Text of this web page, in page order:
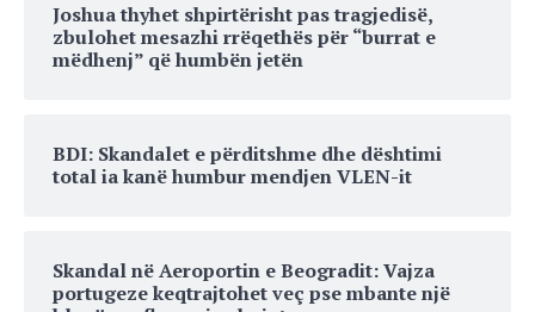
Joshua thyhet shpirtërisht pas tragjedisë,
zbulohet mesazhi rrëqethës për “burrat e
mëdhenj” që humbën jetën
BDI: Skandalet e përditshme dhe dështimi
total ia kanë humbur mendjen VLEN-it
Skandal në Aeroportin e Beogradit: Vajza
portugeze keqtrajtohet veç pse mbante një